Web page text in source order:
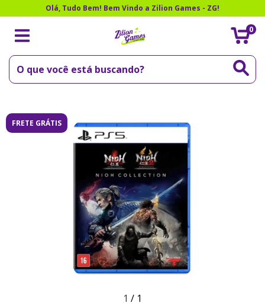
Olá, Tudo Bem! Bem Vindo a Zilion Games - ZG!
0
FRETE GRÁTIS
1 / 1